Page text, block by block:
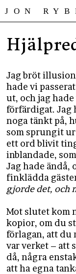
JON
Jag bröt
hade vi
ut, och jag
förfärdigat. Jag
noga tänkt på,
som sprungit ur
ett ord blivit
inblandade,
Jag hade ändå,
finklädda
gjorde det, och
Mot slutet kom
kopior, om du
förlagan, att du
var verket – att
då, några
att ha egna